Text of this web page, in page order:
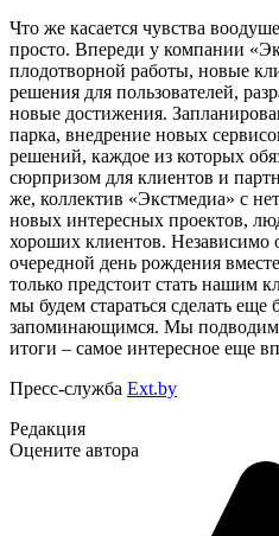
Что же касается чувства
просто. Впереди у компании
плодотворной работы, новые
решения для пользователей,
новые достижения.
парка, внедрение новых
решений, каждое из которых
сюрпризом для клиентов и
же, коллектив «Экстмедиа» с
новых интересных проектов,
хороших клиентов. Независимо
очередной день рождения
только предстоит стать нашим
мы будем стараться сделать еще
запоминающимся. Мы подводим
итоги – самое интересное еще
Пресс-служба Ext.by
Редакция
Оцените автора